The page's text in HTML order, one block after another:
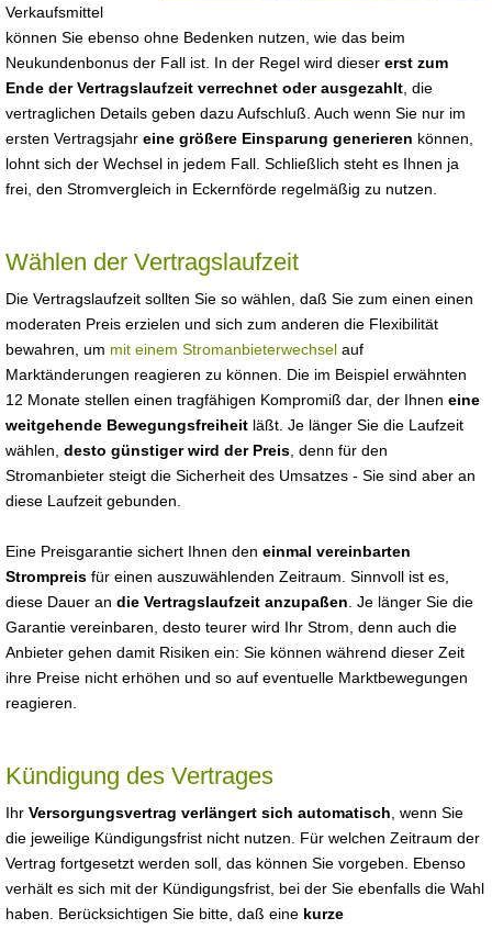
Verkaufsmittel
können Sie ebenso ohne Bedenken nutzen, wie das beim
Neukundenbonus der Fall ist. In der Regel wird dieser erst zum
Ende der Vertragslaufzeit verrechnet oder ausgezahlt , die
vertraglichen Details geben dazu Aufschluß. Auch wenn Sie nur im
ersten Vertragsjahr eine größere Einsparung generieren können,
lohnt sich der Wechsel in jedem Fall. Schließlich steht es Ihnen ja
frei, den Stromvergleich in Eckernförde regelmäßig zu nutzen.
Wählen der Vertragslaufzeit
Die Vertragslaufzeit sollten Sie so wählen, daß Sie zum einen einen
moderaten Preis erzielen und sich zum anderen die Flexibilität
bewahren, um mit einem Stromanbieterwechsel auf
Marktänderungen reagieren zu können. Die im Beispiel erwähnten
12 Monate stellen einen tragfähigen Kompromiß dar, der Ihnen eine
weitgehende Bewegungsfreiheit läßt. Je länger Sie die Laufzeit
wählen, desto günstiger wird der Preis , denn für den
Stromanbieter steigt die Sicherheit des Umsatzes - Sie sind aber an
diese Laufzeit gebunden.
Eine Preisgarantie sichert Ihnen den einmal vereinbarten
Strompreis für einen auszuwählenden Zeitraum. Sinnvoll ist es,
diese Dauer an die Vertragslaufzeit anzupaßen . Je länger Sie die
Garantie vereinbaren, desto teurer wird Ihr Strom, denn auch die
Anbieter gehen damit Risiken ein: Sie können während dieser Zeit
ihre Preise nicht erhöhen und so auf eventuelle Marktbewegungen
reagieren.
Kündigung des Vertrages
Ihr Versorgungsvertrag verlängert sich automatisch , wenn Sie
die jeweilige Kündigungsfrist nicht nutzen. Für welchen Zeitraum der
Vertrag fortgesetzt werden soll, das können Sie vorgeben. Ebenso
verhält es sich mit der Kündigungsfrist, bei der Sie ebenfalls die Wahl
haben. Berücksichtigen Sie bitte, daß eine kurze